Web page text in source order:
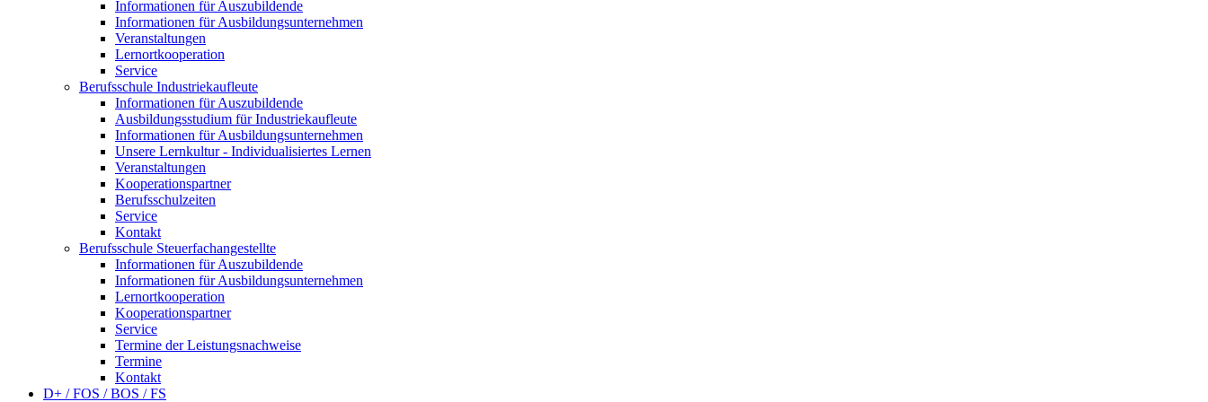
Informationen für Auszubildende
Informationen für Ausbildungsunternehmen
Veranstaltungen
Lernortkooperation
Service
Berufsschule Industriekaufleute
Informationen für Auszubildende
Ausbildungsstudium für Industriekaufleute
Informationen für Ausbildungsunternehmen
Unsere Lernkultur - Individualisiertes Lernen
Veranstaltungen
Kooperationspartner
Berufsschulzeiten
Service
Kontakt
Berufsschule Steuerfachangestellte
Informationen für Auszubildende
Informationen für Ausbildungsunternehmen
Lernortkooperation
Kooperationspartner
Service
Termine der Leistungsnachweise
Termine
Kontakt
D+ / FOS / BOS / FS